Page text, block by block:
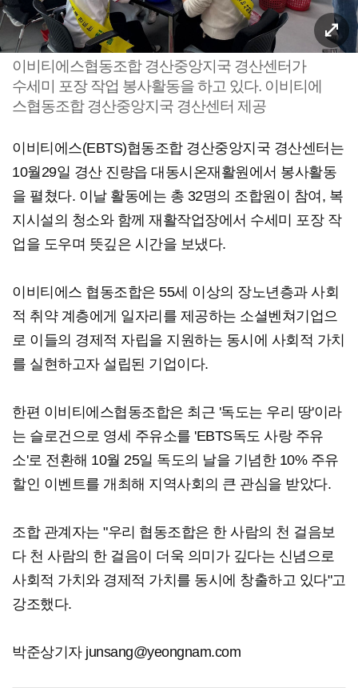
이비티에스협동조합 경산중앙지국 경산센터가
수세미 포장 작업 봉사활동을 하고 있다. 이비티에
스협동조합 경산중앙지국 경산센터 제공
이비티에스(EBTS)협동조합 경산중앙지국 경산센터는
10월29일 경산 진량읍 대동시온재활원에서 봉사활동
을 펼쳤다. 이날 활동에는 총 32명의 조합원이 참여, 복
지시설의 청소와 함께 재활작업장에서 수세미 포장 작
업을 도우며 뜻깊은 시간을 보냈다.
이비티에스 협동조합은 55세 이상의 장노년층과 사회
적 취약 계층에게 일자리를 제공하는 소셜벤쳐기업으
로 이들의 경제적 자립을 지원하는 동시에 사회적 가치
를 실현하고자 설립된 기업이다.
한편 이비티에스협동조합은 최근 '독도는 우리 땅'이라
는 슬로건으로 영세 주유소를 'EBTS독도 사랑 주유
소'로 전환해 10월 25일 독도의 날을 기념한 10% 주유
할인 이벤트를 개최해 지역사회의 큰 관심을 받았다.
조합 관계자는 "우리 협동조합은 한 사람의 천 걸음보
다 천 사람의 한 걸음이 더욱 의미가 깊다는 신념으로
사회적 가치와 경제적 가치를 동시에 창출하고 있다"고
강조했다.
박준상기자 junsang@yeongnam.com